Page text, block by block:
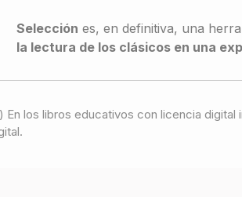
Selección es, en definitiva, una
la lectura de los clásicos en una
En los libros educativos con licencia digital